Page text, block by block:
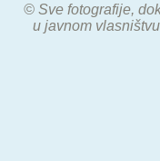
© Sve fotografije,
u javnom